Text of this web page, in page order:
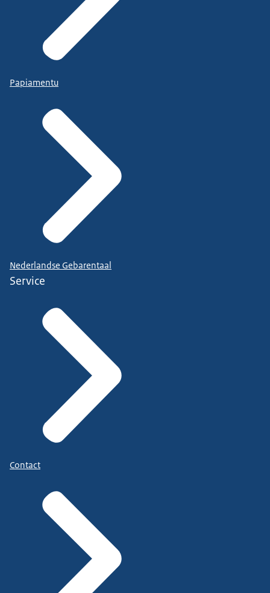
Papiamentu
Nederlandse Gebarentaal
Service
Contact